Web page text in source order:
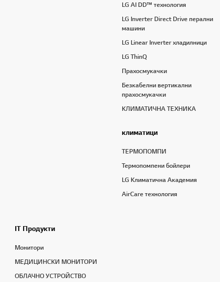
LG AI DD™ технология
LG Inverter Direct Drive перални
машини
LG Linear Inverter хладилници
LG ThinQ
Прахосмукачки
Безкабелни вертикални
прахосмукачки
КЛИМАТИЧНА ТЕХНИКА
климатици
ТЕРМОПОМПИ
Термопомпени бойлери
LG Климатична Академия
AirCare технология
IT Продукти
Монитори
МЕДИЦИНСКИ МОНИТОРИ
OБЛАЧНО УСТРОЙСТВО